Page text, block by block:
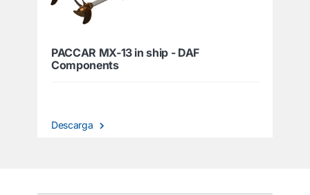
PACCAR MX-13 in ship - DAF
Components
Descarga